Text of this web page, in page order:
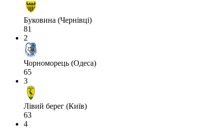
Буковина (Чернівці)
81
2
Чорноморець (Одеса)
65
3
Лівий берег (Київ)
63
4